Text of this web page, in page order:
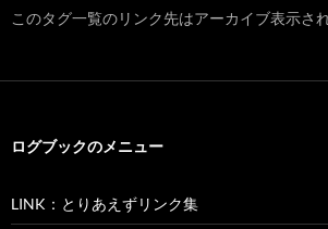
このタグ一覧のリンク先はアーカイブ表示され
ログブックのメニュー
LINK：とりあえずリンク集